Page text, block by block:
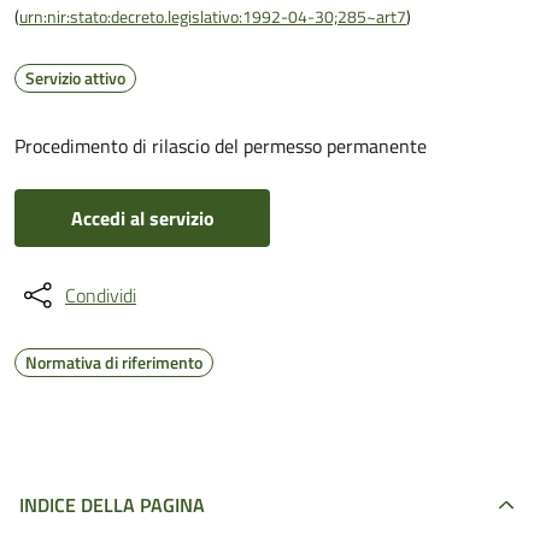
(urn:nir:stato:decreto.legislativo:1992-04-30;285~art7)
Servizio attivo
Procedimento di rilascio del permesso permanente
Accedi al servizio
Condividi
Normativa di riferimento
INDICE DELLA PAGINA